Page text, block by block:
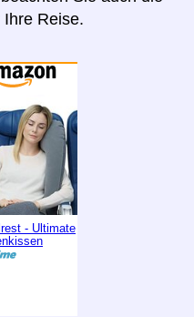
Reise.
- Ultimate